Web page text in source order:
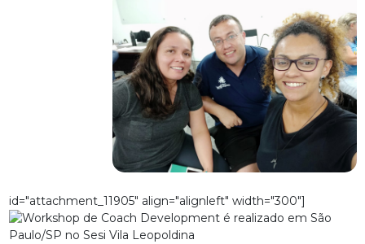
id="attachment_11905" align="alignleft" width="300"]